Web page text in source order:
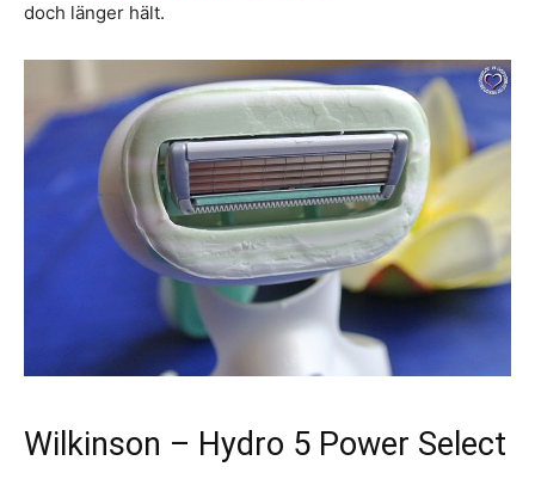
doch länger hält.
Wilkinson – Hydro 5 Power Select